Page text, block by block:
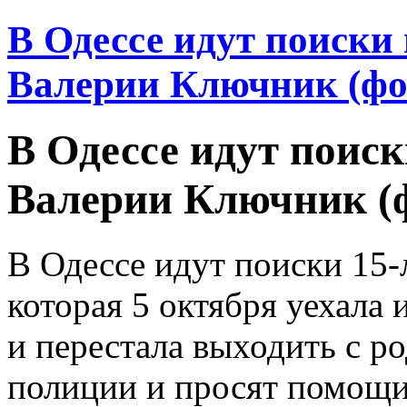
В Одессе идут
Валерии Ключник
В Одессе идут
Валерии Ключник
В Одессе идут поиски
которая 5 октября
и перестала выходить с
полиции и просят